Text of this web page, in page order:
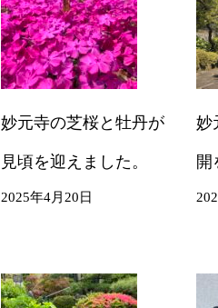
妙元寺の芝桜と牡丹が
見頃を迎えました。
2025年4月20日
妙
開